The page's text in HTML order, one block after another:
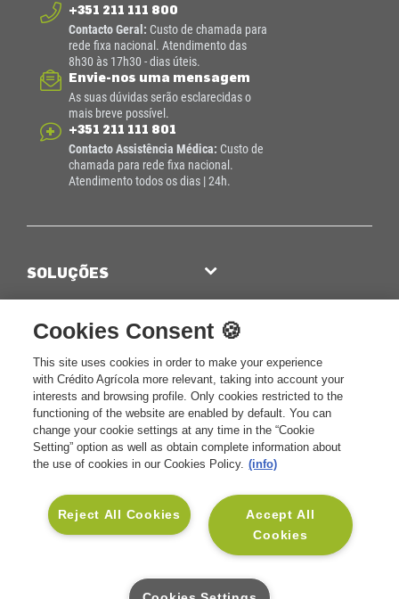
+351 211 111 800
Contacto Geral: Custo de chamada para
rede fixa nacional. Atendimento das
8h30 às 17h30 - dias úteis.
Envie-nos uma mensagem
As suas dúvidas serão esclarecidas o
mais breve possível.
+351 211 111 801
Contacto Assistência Médica: Custo de
chamada para rede fixa nacional.
Atendimento todos os dias | 24h.
SOLUÇÕES
Seguros Vida e Crédito
Seguros Vida e Família
Seguros Vida e Saúde
Seguros Vida e Investimento
Seguros para Empresas
Blog Muda
INSTITUCIONAL
Sobre a CA Vida
Sustentabilidade
Informação Financeira
Informação Legal
Informações Relevantes para
Rentabilidades e Cotações
APOIO AO CLIENTE
Contactos CA Vida
Glossário
Mediadores CA
Perguntas Frequentes
Pedido de Contacto para
Simulação
Benefícios MyVida
SOCIAL
Linkedin
Facebook
Instagram
Cookies Consent 🍪
This site uses cookies in order to make your experience
with Crédito Agrícola more relevant, taking into account your
interests and browsing profile. Only cookies restricted to the
functioning of the website are enabled by default. You can
change your cookie settings at any time in the “Cookie
Setting” option as well as obtain complete information about
the use of cookies in our Cookies Policy. (info)
Accept All
Cookies
Reject All Cookies